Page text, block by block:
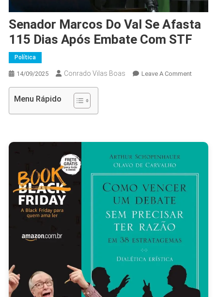
Senador Marcos Do Val Se Afasta
115 Dias Após Embate Com STF
Política
14/09/2025 Conrado Vilas Boas Leave A CommentOn
Após
Menu Rápido